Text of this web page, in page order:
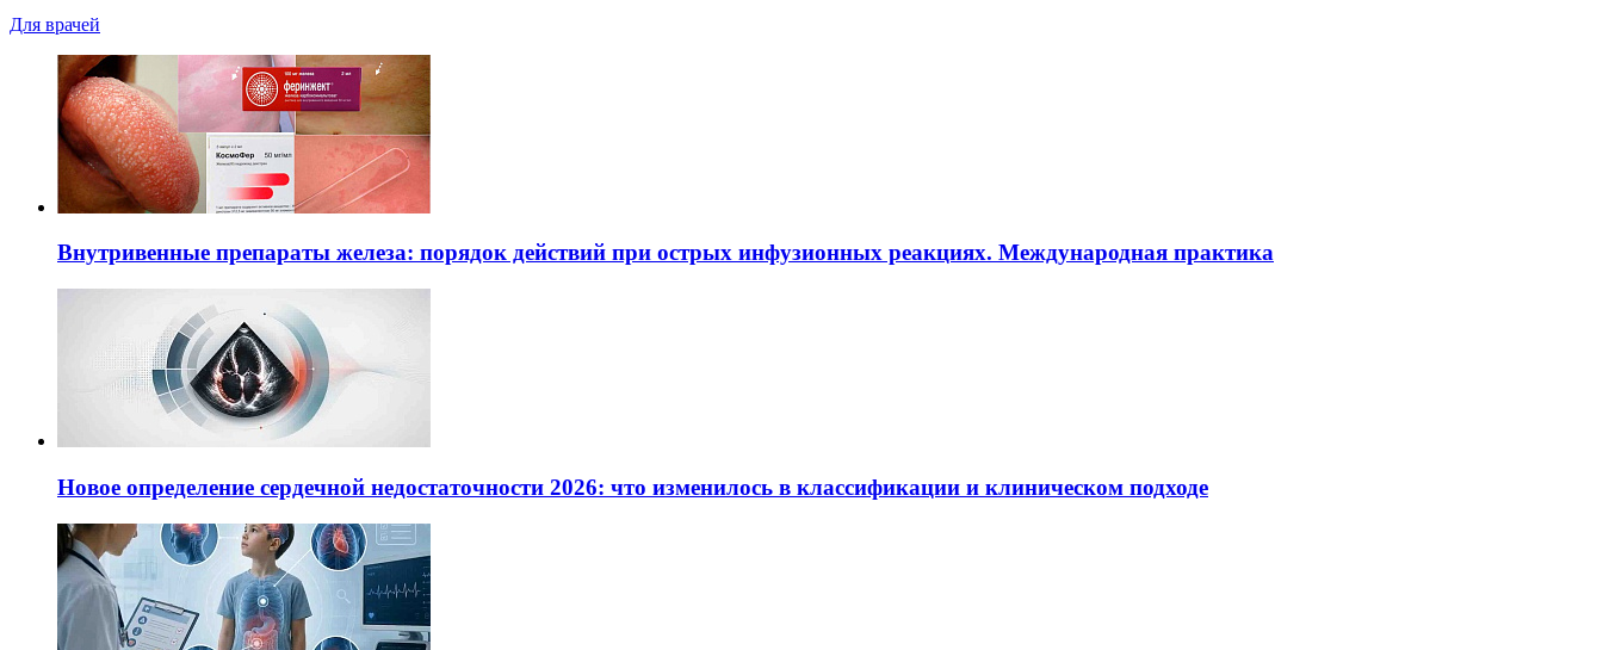
Для врачей
Внутривенные препараты железа: порядок действий при острых инфузионных реакциях. Международная практика
Новое определение сердечной недостаточности 2026: что изменилось в классификации и клиническом подходе